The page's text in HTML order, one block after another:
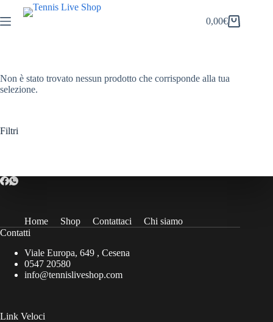
al
contenuto
Carrello
0,00€
Non è stato trovato nessun prodotto che corrisponde alla tua
selezione.
Filtri
Home Shop Contattaci
Chi siamo
Contatti
Viale Europa, 649 , Cesena
0547 20580
info@tennisliveshop.com
Link Veloci